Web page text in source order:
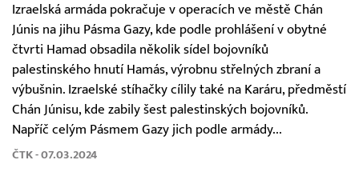
Izraelská armáda pokračuje v operacích ve městě Chán
Júnis na jihu Pásma Gazy, kde podle prohlášení v obytné
čtvrti Hamad obsadila několik sídel bojovníků
palestinského hnutí Hamás, výrobnu střelných zbraní a
výbušnin. Izraelské stíhačky cílily také na Karáru, předměstí
Chán Júnisu, kde zabily šest palestinských bojovníků.
Napříč celým Pásmem Gazy jich podle armády...
ČTK - 07.03.2024